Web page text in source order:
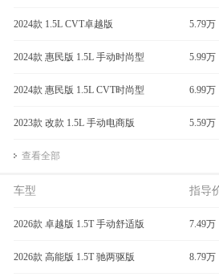
2024款 1.5L CVT卓越版 5.79万
2024款 惠民版 1.5L 手动时尚型 5.99万
2024款 惠民版 1.5L CVT时尚型 6.99万
2023款 改款 1.5L 手动电商版 5.59万
查看全部
车型 指导
2026款 卓越版 1.5T 手动舒适版 7.49万
2026款 高能版 1.5T 驰两驱版 8.79万